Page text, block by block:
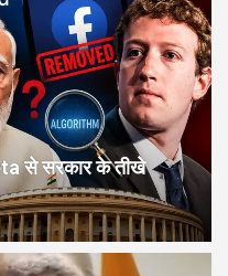
से सरकार के तीखे